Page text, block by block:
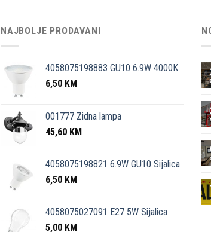
NAJBOLJE PRODAVANI
4058075198883 GU10 6.9W 4000K
6,50 KM
001777 Zidna lampa
45,60 KM
4058075198821 6.9W GU10 Sijalica
6,50 KM
4058075027091 E27 5W Sijalica
5,00 KM